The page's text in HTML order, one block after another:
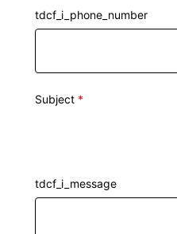
tdcf_i_phone_number
Subject *
tdcf_i_message